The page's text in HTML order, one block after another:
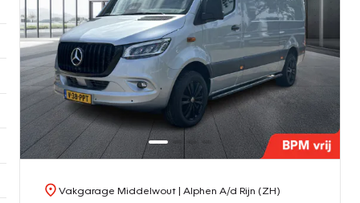
Vakgarage Middelwout| Alphen A/d Rijn (ZH)